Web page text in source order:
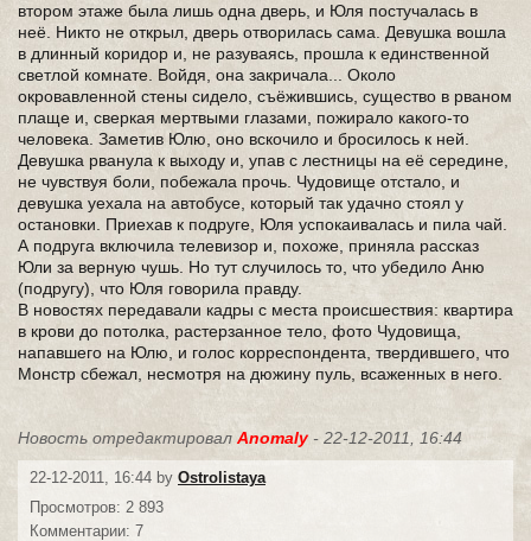
втором этаже была лишь одна дверь, и Юля постучалась в
неё. Никто не открыл, дверь отворилась сама. Девушка вошла
в длинный коридор и, не разуваясь, прошла к единственной
светлой комнате. Войдя, она закричала... Около
окровавленной стены сидело, съёжившись, существо в рваном
плаще и, сверкая мертвыми глазами, пожирало какого-то
человека. Заметив Юлю, оно вскочило и бросилось к ней.
Девушка рванула к выходу и, упав с лестницы на её середине,
не чувствуя боли, побежала прочь. Чудовище отстало, и
девушка уехала на автобусе, который так удачно стоял у
остановки. Приехав к подруге, Юля успокаивалась и пила чай.
А подруга включила телевизор и, похоже, приняла рассказ
Юли за верную чушь. Но тут случилось то, что убедило Аню
(подругу), что Юля говорила правду.
В новостях передавали кадры с места происшествия: квартира
в крови до потолка, растерзанное тело, фото Чудовища,
напавшего на Юлю, и голос корреспондента, твердившего, что
Монстр сбежал, несмотря на дюжину пуль, всаженных в него.
Новость отредактировал Anomaly - 22-12-2011, 16:44
22-12-2011, 16:44 by Ostrolistaya
Просмотров: 2 893
Комментарии: 7